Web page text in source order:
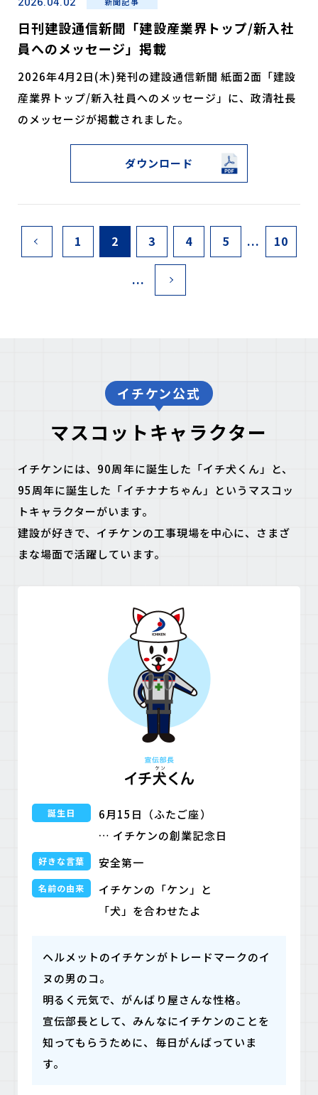
日刊建設通信新聞「建設産業界トップ/新入社
員へのメッセージ」掲載
2026年4月2日(木)発刊の建設通信新聞 紙面2面「建設
産業界トップ/新入社員へのメッセージ」に、政清社長
のメッセージが掲載されました。
ダウンロード
1 2 3 4 5 ... 10
...
イチケン公式
マスコットキャラクター
イチケンには、90周年に誕生した「イチ犬くん」と、
95周年に誕生した「イチナナちゃん」というマスコッ
トキャラクターがいます。
建設が好きで、イチケンの工事現場を中心に、さまざ
まな場面で活躍しています。
誕生日
6月15日（ふたご座）
… イチケンの創業記念日
好きな言葉 安全第一
名前の由来
イチケンの「ケン」と
「犬」を合わせたよ
ヘルメットのイチケンがトレードマークのイ
ヌの男のコ。
明るく元気で、がんばり屋さんな性格。
宣伝部長として、みんなにイチケンのことを
知ってもらうために、毎日がんばっていま
す。